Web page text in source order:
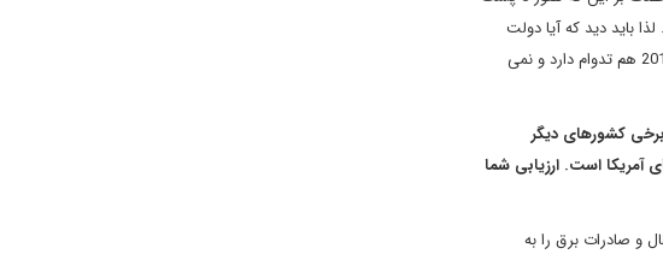
باید دید که آیا دولت
آقای عادل عبدالمهدی می تواند شکل گیرد؛ اگر شکل بگیرد می تواند قدرتمند ظاهر شود؟! با این تفاسیر مساله فساد کمابیش در سال 2019 هم تدوام دارد و نمی
کشورهای دیگر
آمریکا است. ارزیابی شما
و صادرات برق را به